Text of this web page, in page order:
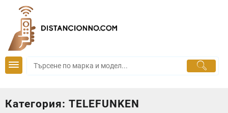
content
Категория: TELEFUNKEN